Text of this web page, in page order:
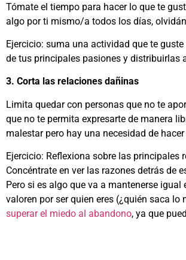
Tómate el tiempo para hacer lo que te
algo por ti mismo/a todos los días,
Ejercicio: suma una actividad que te
de tus principales pasiones y distribuirlas
3. Corta las relaciones dañinas
Limita quedar con personas que no te
que no te permita expresarte de manera
malestar pero hay una necesidad de
Ejercicio: Reflexiona sobre las principales
Concéntrate en ver las razones detrás de
Pero si es algo que va a mantenerse
valoren por ser quien eres (¿quién saca
superar el miedo al abandono, ya que